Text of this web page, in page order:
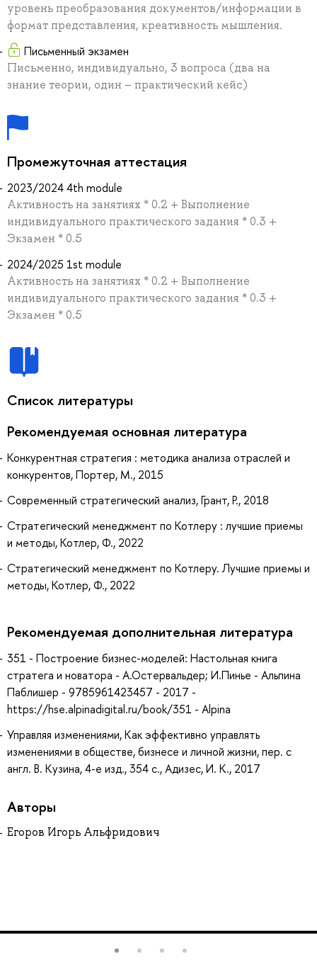
уровень преобразования документов/информации в
формат представления, креативность мышления.
Письменный экзамен
Письменно, индивидуально, 3 вопроса (два на
знание теории, один – практический кейс)
Промежуточная аттестация
2023/2024 4th module
Активность на занятиях * 0.2 + Выполнение
индивидуального практического задания * 0.3 +
Экзамен * 0.5
2024/2025 1st module
Активность на занятиях * 0.2 + Выполнение
индивидуального практического задания * 0.3 +
Экзамен * 0.5
Список литературы
Рекомендуемая основная литература
Конкурентная стратегия : методика анализа отраслей и
конкурентов, Портер, М., 2015
Современный стратегический анализ, Грант, Р., 2018
Стратегический менеджмент по Котлеру : лучшие приемы
и методы, Котлер, Ф., 2022
Стратегический менеджмент по Котлеру. Лучшие приемы и
методы, Котлер, Ф., 2022
Рекомендуемая дополнительная литература
351 - Построение бизнес-моделей: Настольная книга
стратега и новатора - А.Остервальдер; И.Пинье - Альпина
Паблишер - 9785961423457 - 2017 -
https://hse.alpinadigital.ru/book/351 - Alpina
Управляя изменениями, Как эффективно управлять
изменениями в обществе, бизнесе и личной жизни, пер. с
англ. В. Кузина, 4-е изд., 354 с., Адизес, И. К., 2017
Авторы
Егоров Игорь Альфридович